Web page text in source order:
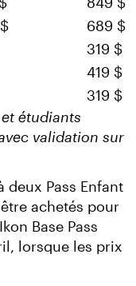
689 $
319 $
419 $
319 $
étudiants
validation sur
deux Pass Enfant
achetés pour
Base Pass
lorsque les prix